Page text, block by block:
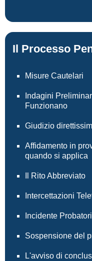
Il Processo
Misure Cautelari
Indagini
Funzionano
Giudizio
Affidamento in
quando si applica
Il Rito Abbreviato
Intercettazioni
Incidente
Sospensione del
L'avviso di